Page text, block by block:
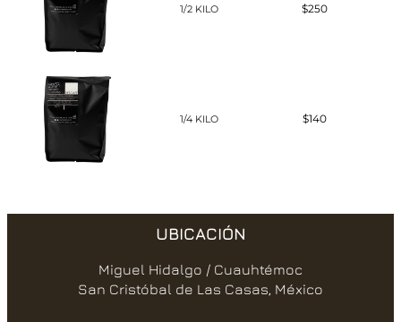
1/2 KILO $250
1/4 KILO $140
UBICACIÓN
Miguel Hidalgo / Cuauhtémoc
San Cristóbal de Las Casas, México